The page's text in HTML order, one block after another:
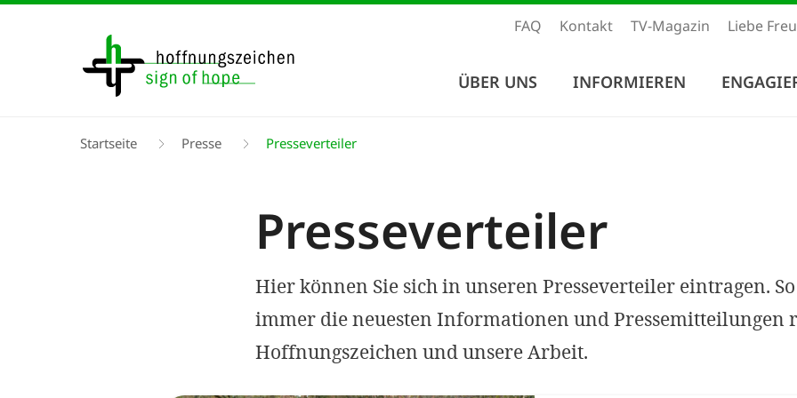
FAQ Kontakt TV-Magazin Liebe
ÜBER UNS INFORMIEREN
Pfadnavigation
Startseite Presse Presseverteiler
Presseverteiler
Hier können Sie sich in unseren Presseverteiler eintragen.
immer die neuesten Informationen und Pressemitteilungen
Hoffnungszeichen und unsere Arbeit.